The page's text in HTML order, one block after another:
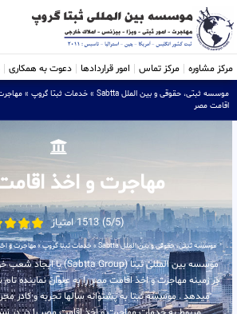
مرکز مشاوره مرکز تماس امور قراردادها دعوت به همکاری
موسسه ثبتی، حقوقی و بین الملل Sabtta » خدمات ثبتا گروپ »
اقامت مصر
مهاجرت و اخذ
(5/5) 1513 امتیاز
موسسه ثبتی، حقوقی و بین الملل Sabtta » خدمات ثبتا گروپ»مهاجرت و
در زمینه مهاجرت و اخذ اقامت مصر را به عنوان نماینده
میدهد . موسسه ثبتا به پشتوانه سالها تجربه و کادر